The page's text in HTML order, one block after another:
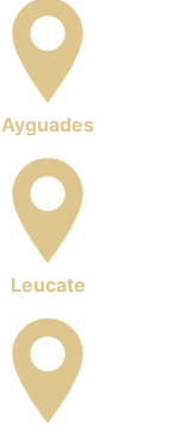
Ayguades
Leucate